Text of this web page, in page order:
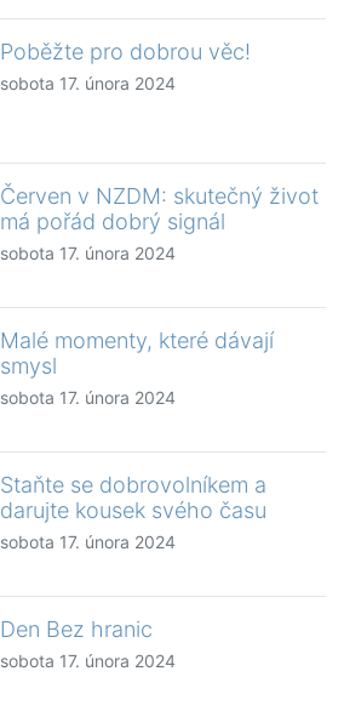
Poběžte pro dobrou věc!
sobota 17. února 2024
Červen v NZDM: skutečný život
má pořád dobrý signál
sobota 17. února 2024
Malé momenty, které dávají
smysl
sobota 17. února 2024
Staňte se dobrovolníkem a
darujte kousek svého času
sobota 17. února 2024
Den Bez hranic
sobota 17. února 2024